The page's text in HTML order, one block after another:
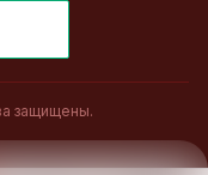
защищены.